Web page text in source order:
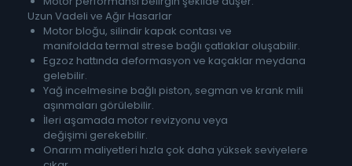
Uzun Vadeli ve Ağır Hasarlar
Motor bloğu, silindir kapak contası ve
manifoldda termal strese bağlı çatlaklar oluşabilir.
Egzoz hattında deformasyon ve kaçaklar meydana
gelebilir.
Yağ incelmesine bağlı piston, segman ve krank mili
aşınmaları görülebilir.
İleri aşamada motor revizyonu veya
değişimi gerekebilir.
Onarım maliyetleri hızla çok daha yüksek seviyelere